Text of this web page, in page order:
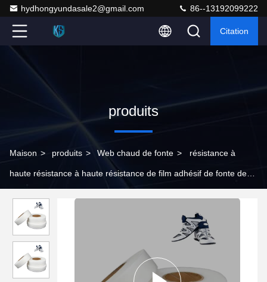
hydhongyundasale2@gmail.com 86--13192099222
Citation
produits
Maison > produits > Web chaud de fonte > résistance à
haute résistance à haute résistance de film adhésif de fonte de